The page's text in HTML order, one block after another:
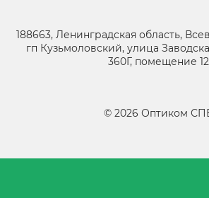
188663, Ленинградская область,
гп Кузьмоловский, улица
360Г, помещение 12
© 2026 Оптиком